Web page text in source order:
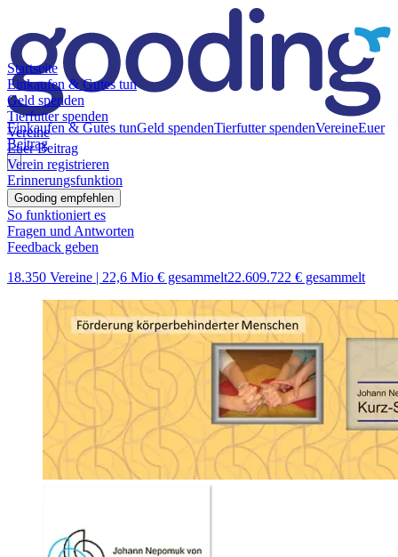
Einkaufen & Gutes tunGeld spendenTierfutter spendenVereineEuer
Beitrag
Startseite
Einkaufen & Gutes tun
Geld spenden
Tierfutter spenden
Vereine
Euer Beitrag
Verein registrieren
Erinnerungsfunktion
Gooding empfehlen
So funktioniert es
Fragen und Antworten
Feedback geben
18.350 Vereine | 22,6 Mio € gesammelt22.609.722 € gesammelt